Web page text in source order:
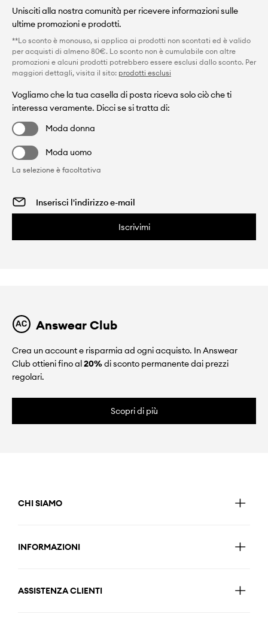
Unisciti alla nostra comunità per ricevere informazioni sulle
ultime promozioni e prodotti.
**Lo sconto è monouso, si applica ai prodotti non scontati ed è valido
per acquisti di almeno 80€. Lo sconto non è cumulabile con altre
promozioni e alcuni prodotti potrebbero essere esclusi dallo sconto. Per
maggiori dettagli, visita il sito: prodotti esclusi
Vogliamo che la tua casella di posta riceva solo ciò che ti
interessa veramente. Dicci se si tratta di:
Moda donna
Moda uomo
La selezione è facoltativa
Iscrivimi
Answear Club
Crea un account e risparmia ad ogni acquisto. In Answear
Club ottieni fino al 20%di sconto permanente dai prezzi
regolari.
Scopri di più
CHI SIAMO
INFORMAZIONI
ASSISTENZA CLIENTI